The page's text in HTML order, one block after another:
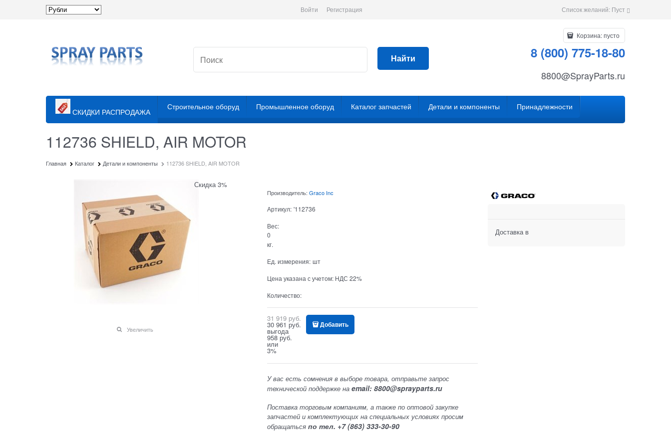
Войти Регистрация Список желаний: Пуст
Найти
Корзина:пусто
8 (800) 775-18-80
8800@SprayParts.ru
СКИДКИ РАСПРОДАЖА
Строительное оборуд Промышленное оборуд Каталог запчастей Детали и компоненты Принадлежности
112736 SHIELD, AIR MOTOR
Главная Каталог Детали и компоненты 112736 SHIELD, AIR MOTOR
Скидка 3%
Увеличить
Производитель: Graco Inc
Артикул: '112736
Вес:
0
кг.
Ед. измерения: шт
Цена указана с учетом: НДС 22%
Количество:
31 919 руб.
30 961 руб.
выгода
958 руб.
или
3%
Добавить
У вас есть сомнения в выборе товара, отправьте запрос
технической поддержке на email: 8800@sprayparts.ru
Поставка торговым компаниям, а также по оптовой закупке
запчастей и комплектующих на специальных условиях просим
обращаться по тел. +7 (863) 333-30-90
Доставка в